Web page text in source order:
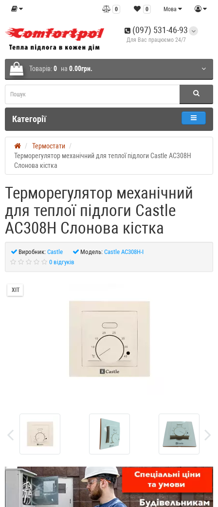
Мова
0
0
(097) 531-46-93
Для Вас працюємо 24/7
Товарів:0 на 0.00грн.
Категорії
Термостати
Терморегулятор механічний для теплої підлоги Castle AC308H
Слонова кістка
Терморегулятор механічний
для теплої підлоги Castle
AC308H Слонова кістка
Виробник: Castle Модель: Castle AC308H-I
0 відгуків
ХІТ